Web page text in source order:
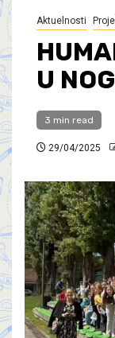
Aktuelnosti
U
3 min read
29/04/2025